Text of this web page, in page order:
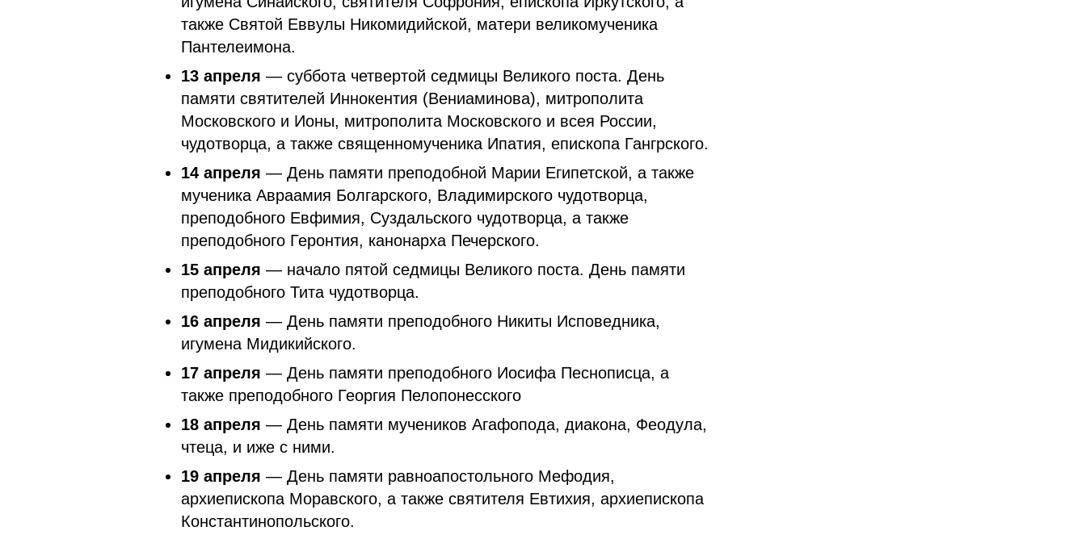
также Святой Еввулы Никомидийской, матери великомученика
Пантелеимона.
13 апреля — суббота четвертой седмицы Великого поста. День
памяти святителей Иннокентия (Вениаминова), митрополита
Московского и Ионы, митрополита Московского и всея России,
чудотворца, а также священномученика Ипатия, епископа Гангрского.
14 апреля — День памяти преподобной Марии Египетской, а также
мученика Авраамия Болгарского, Владимирского чудотворца,
преподобного Евфимия, Суздальского чудотворца, а также
преподобного Геронтия, канонарха Печерского.
15 апреля — начало пятой седмицы Великого поста. День памяти
преподобного Тита чудотворца.
16 апреля — День памяти преподобного Никиты Исповедника,
игумена Мидикийского.
17 апреля — День памяти преподобного Иосифа Песнописца, а
также преподобного Георгия Пелопонесского
18 апреля — День памяти мучеников Агафопода, диакона, Феодула,
чтеца, и иже с ними.
19 апреля — День памяти равноапостольного Мефодия,
архиепископа Моравского, а также святителя Евтихия, архиепископа
Константинопольского.